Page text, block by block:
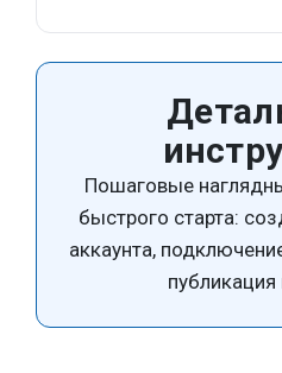
Пошаговые
быстрого старта:
аккаунта,
публикация